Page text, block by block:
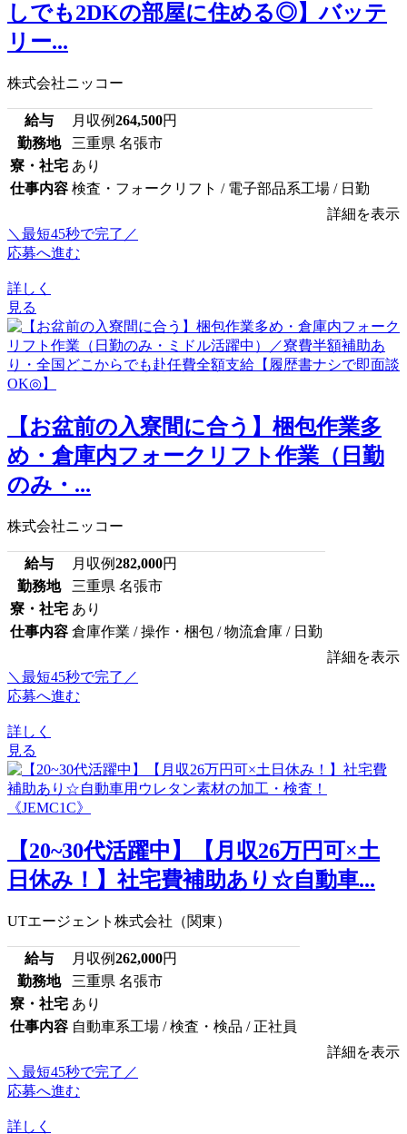
しでも2DKの部屋に住める◎】バッテ
リー...
株式会社ニッコー
給与 月収例264,500円
勤務地
三重県 名張市
寮・社宅 あり
仕事内容 検査・フォークリフト / 電子部品系工場 / 日勤
詳細を表示
＼最短45秒で完了／
応募へ進む
詳しく
見る
【お盆前の入寮間に合う】梱包作業多
め・倉庫内フォークリフト作業（日勤
のみ・...
株式会社ニッコー
給与 月収例282,000円
勤務地
三重県 名張市
寮・社宅 あり
仕事内容 倉庫作業 / 操作・梱包 / 物流倉庫 / 日勤
詳細を表示
＼最短45秒で完了／
応募へ進む
詳しく
見る
【20~30代活躍中】【月収26万円可×土
日休み！】社宅費補助あり☆自動車...
UTエージェント株式会社（関東）
給与 月収例262,000円
勤務地
三重県 名張市
寮・社宅 あり
仕事内容 自動車系工場 / 検査・検品 / 正社員
詳細を表示
＼最短45秒で完了／
応募へ進む
詳しく